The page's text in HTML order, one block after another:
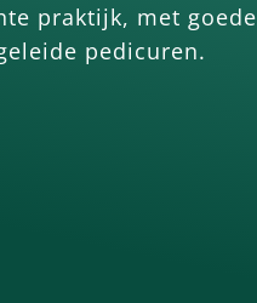
praktijk, met goede
pedicuren.